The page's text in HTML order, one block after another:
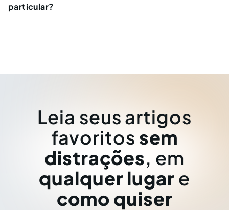
particular?
Leia seus artigos
favoritos sem
distrações, em
qualquer lugar e
como quiser